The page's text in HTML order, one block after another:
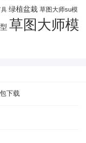
绿植盆栽 草图大师su模
草图大师模
下载